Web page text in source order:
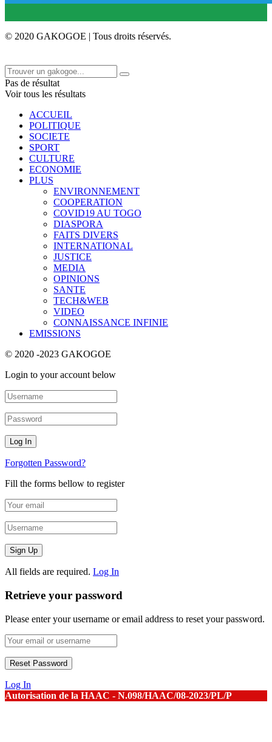
© 2020 GAKOGOE | Tous droits réservés.
Pas de résultat
Voir tous les résultats
ACCUEIL
POLITIQUE
SOCIETE
SPORT
CULTURE
ECONOMIE
PLUS
ENVIRONNEMENT
COOPERATION
COVID19 AU TOGO
DIASPORA
FAITS DIVERS
INTERNATIONAL
JUSTICE
MEDIA
OPINIONS
SANTE
TECH&WEB
VIDEO
CONNAISSANCE INFINIE
EMISSIONS
© 2020 -2023 GAKOGOE
Login to your account below
Forgotten Password?
Fill the forms bellow to register
All fields are required. Log In
Retrieve your password
Please enter your username or email address to reset your password.
Log In
Autorisation de la HAAC - N.098/HAAC/08-2023/PL/P